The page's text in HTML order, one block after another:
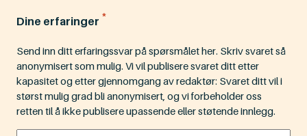
Dine erfaringer
*
Send inn ditt erfaringssvar på spørsmålet her. Skriv svaret så
anonymisert som mulig. Vi vil publisere svaret ditt etter
kapasitet og etter gjennomgang av redaktør: Svaret ditt vil i
størst mulig grad bli anonymisert, og vi forbeholder oss
retten til å ikke publisere upassende eller støtende innlegg.